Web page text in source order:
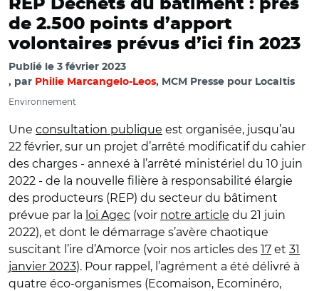
REP Déchets du bâtiment : près
de 2.500 points d’apport
volontaires prévus d’ici fin 2023
Publié le 3 février 2023
par Philie Marcangelo-Leos, MCM Presse pour Localtis
Environnement
Une consultation publique est organisée, jusqu’au
22 février, sur un projet d’arrêté modificatif du cahier
des charges - annexé à l’arrêté ministériel du 10 juin
2022 - de la nouvelle filière à responsabilité élargie
des producteurs (REP) du secteur du bâtiment
prévue par la loi Agec (voir notre article du 21 juin
2022), et dont le démarrage s’avère chaotique
suscitant l’ire d’Amorce (voir nos articles des 17 et 31
janvier 2023). Pour rappel, l’agrément a été délivré à
quatre éco-organismes (Ecomaison, Ecominéro,